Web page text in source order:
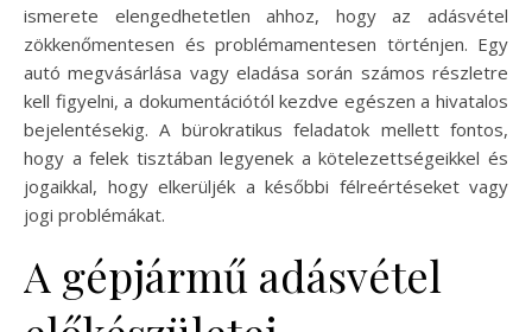
ismerete elengedhetetlen ahhoz, hogy az adásvétel
zökkenőmentesen és problémamentesen történjen. Egy
autó megvásárlása vagy eladása során számos részletre
kell figyelni, a dokumentációtól kezdve egészen a hivatalos
bejelentésekig. A bürokratikus feladatok mellett fontos,
hogy a felek tisztában legyenek a kötelezettségeikkel és
jogaikkal, hogy elkerüljék a későbbi félreértéseket vagy
jogi problémákat.
A gépjármű adásvétel